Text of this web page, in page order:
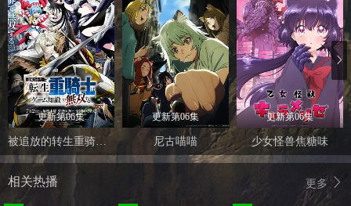
更新第06集
被追放的转生重骑士用游戏知识开无双
更新第06集
尼古喵喵
更新第06集
少女怪兽焦糖味
更多
相关热播